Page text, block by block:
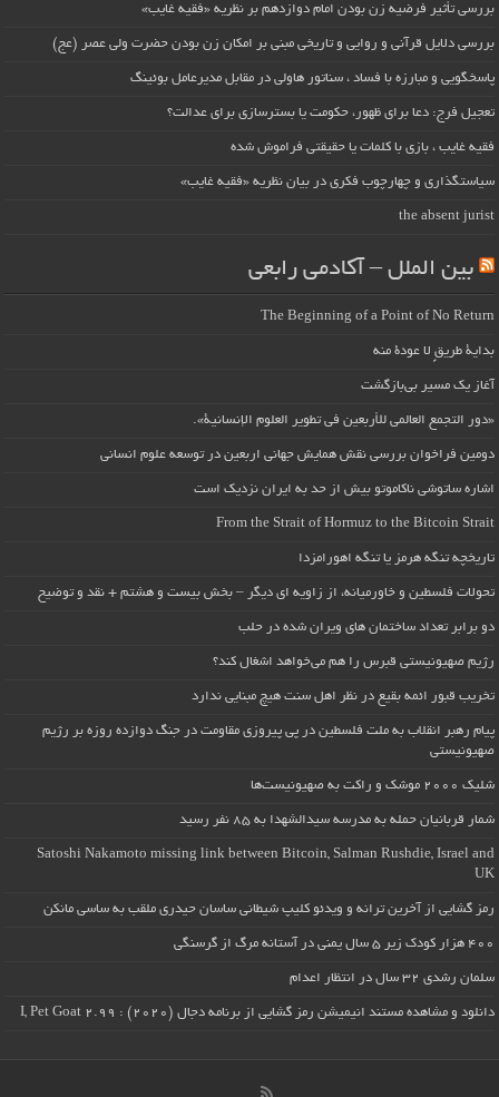
بررسی تأثیر فرضیه زن بودن امام دوازدهم بر نظریه «فقیه غایب»
بررسی دلایل قرآنی و روایی و تاریخی مبنی بر امکان زن بودن حضرت ولی عصر (عج)
پاسخگویی و مبارزه با فساد ، سناتور هاولی در مقابل مدیرعامل بوئینگ
تعجیل فرج: دعا برای ظهور، حکومت یا بسترسازی برای عدالت؟
فقیه غایب ، بازی با کلمات یا حقیقتی فراموش شده
سیاستگذاری و چهارچوب فکری در بیان نظریه «فقیه غایب»
the absent jurist
بین الملل – آکادمی رابعی
The Beginning of a Point of No Return
بداية طريقٍ لا عودة منه
آغاز یک مسیر بی‌بازگشت
«دور التجمع العالمي للأربعين في تطوير العلوم الإنسانية».
دومین فراخوان بررسی نقش همایش جهانی اربعین در توسعه علوم انسانی
اشاره ساتوشی ناکاموتو بیش از حد به ایران نزدیک است
From the Strait of Hormuz to the Bitcoin Strait
تاریخچه تنگه هرمز یا تنگه اهورامزدا
تحولات فلسطین و خاورمیانه، از زاویه ای دیگر – بخش بیست و هشتم + نقد و توضیح
دو برابر تعداد ساختمان های ویران شده در حلب
رژیم صهیونیستی قبرس را هم می‌خواهد اشغال کند؟
تخریب قبور ائمه بقیع در نظر اهل سنت هیچ مبنایی ندارد
پیام رهبر انقلاب به ملت فلسطین در پی پیروزی مقاومت در جنگ دوازده روزه بر رژیم
صهیونیستی
شلیک ۲۰۰۰ موشک و راکت به صهیونیست‌ها
شمار قربانیان حمله به مدرسه سیدالشهدا به ۸۵ نفر رسید
Satoshi Nakamoto missing link between Bitcoin, Salman Rushdie, Israel and
UK
رمز گشایی از آخرین ترانه و ویدئو کلیپ شیطانی ساسان حیدری ملقب به ساسی مانکن
۴۰۰ هزار کودک زیر ۵ سال یمنی در آستانه مرگ از گرسنگی
سلمان رشدی ۳۲ سال در انتظار اعدام
دانلود و مشاهده مستند انیمیشن رمز گشایی از برنامه دجال (۲۰۲۰) : I, Pet Goat 2.99